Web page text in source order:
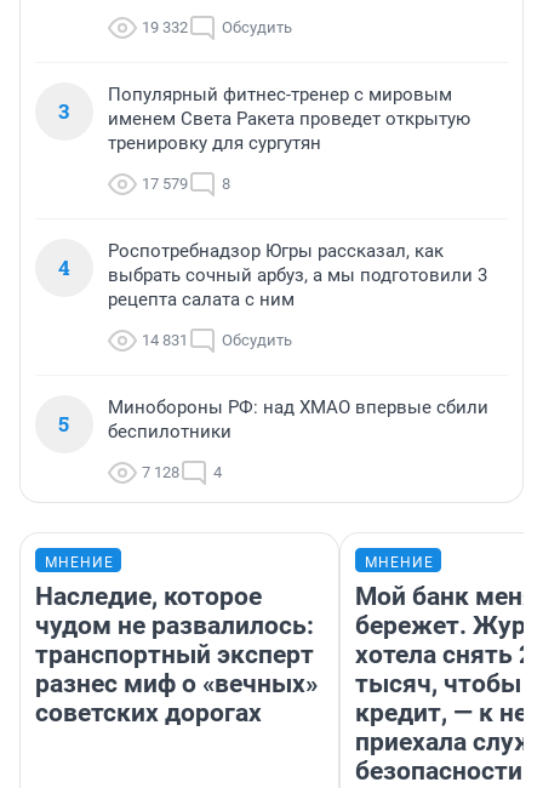
19 332 Обсудить
3
Популярный фитнес-тренер с мировым
именем Света Ракета проведет открытую
тренировку для сургутян
17 579 8
4
Роспотребнадзор Югры рассказал, как
выбрать сочный арбуз, а мы подготовили 3
рецепта салата с ним
14 831 Обсудить
5
Минобороны РФ: над ХМАО впервые сбили
беспилотники
7 128 4
МНЕНИЕ
Наследие, которое
чудом не развалилось:
транспортный эксперт
разнес миф о «вечных»
советских дорогах
МНЕНИЕ
Мой банк меня
бережет.
хотела снять
тысяч, чтобы
кредит, — к
приехала
безопасности